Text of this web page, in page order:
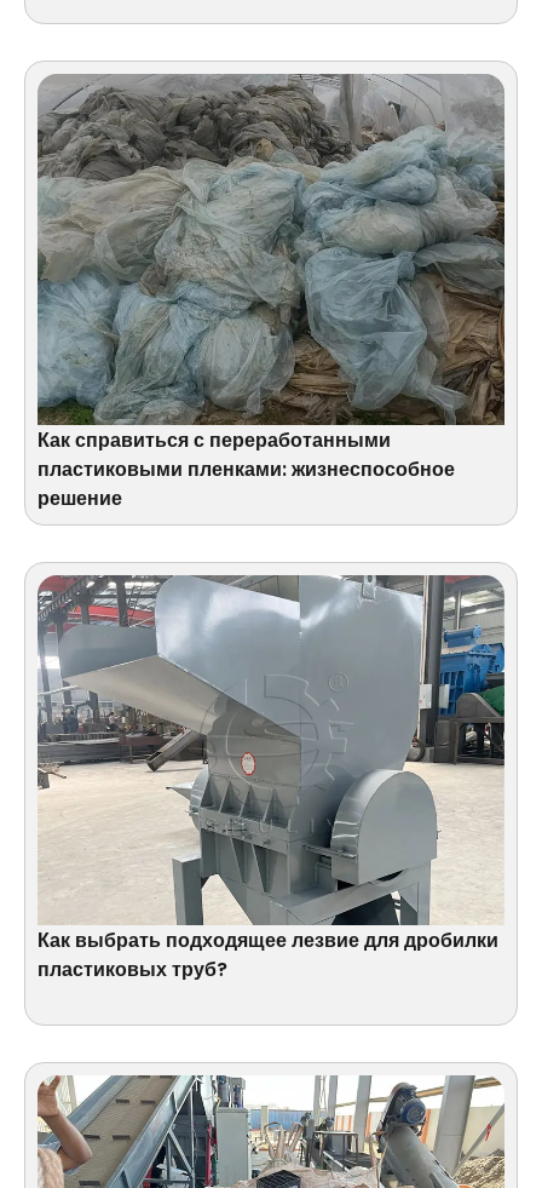
Как справиться с переработанными
пластиковыми пленками: жизнеспособное
решение
Как выбрать подходящее лезвие для дробилки
пластиковых труб?